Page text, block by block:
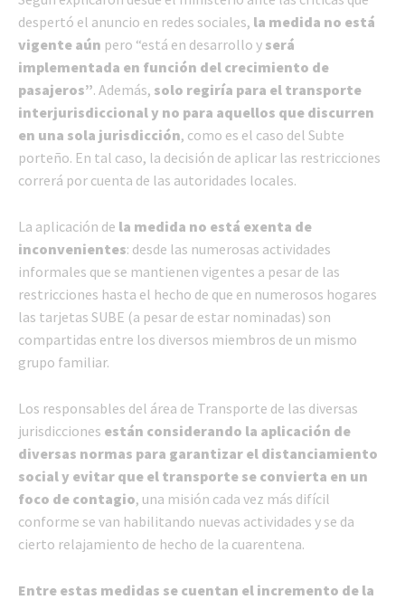
despertó el anuncio en redes sociales, la medida no está
vigente aún pero “está en desarrollo y será
implementada en función del crecimiento de
pasajeros”. Además, solo regiría para el transporte
interjurisdiccional y no para aquellos que discurren
en una sola jurisdicción, como es el caso del Subte
porteño. En tal caso, la decisión de aplicar las restricciones
correrá por cuenta de las autoridades locales.
La aplicación de la medida no está exenta de
inconvenientes: desde las numerosas actividades
informales que se mantienen vigentes a pesar de las
restricciones hasta el hecho de que en numerosos hogares
las tarjetas SUBE (a pesar de estar nominadas) son
compartidas entre los diversos miembros de un mismo
grupo familiar.
Los responsables del área de Transporte de las diversas
jurisdicciones están considerando la aplicación de
diversas normas para garantizar el distanciamiento
social y evitar que el transporte se convierta en un
foco de contagio, una misión cada vez más difícil
conforme se van habilitando nuevas actividades y se da
cierto relajamiento de hecho de la cuarentena.
Entre estas medidas se cuentan el incremento de la